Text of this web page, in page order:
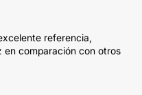
referencia,
en comparación con otros